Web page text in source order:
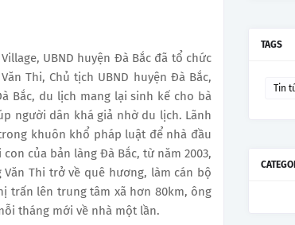
UBND huyện Đà Bắc đã tổ chức
Thi, Chủ tịch UBND huyện Đà Bắc,
Bắc, du lịch mang lại sinh kế cho bà
người dân khá giả nhờ du lịch. Lãnh
khuôn khổ pháp luật để nhà đầu
của bản làng Đà Bắc, từ năm 2003,
Thi trở về quê hương, làm cán bộ
trấn lên trung tâm xã hơn 80km, ông
tháng mới về nhà một lần.
TAGS
Tin